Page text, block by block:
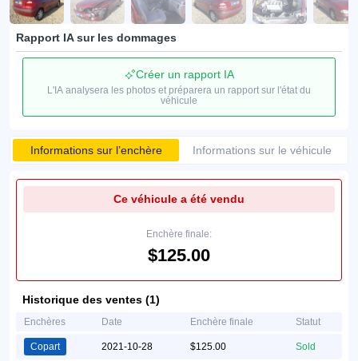
Rapport IA sur les dommages
Créer un rapport IA
L'IA analysera les photos et préparera un rapport sur l'état du
véhicule
Informations sur l’enchère Informations sur le véhicule
Ce véhicule a été vendu
Enchère finale:
$125.00
Historique des ventes (1)
Enchères Date Enchère finale Statut
Copart 2021-10-28 $125.00 Sold